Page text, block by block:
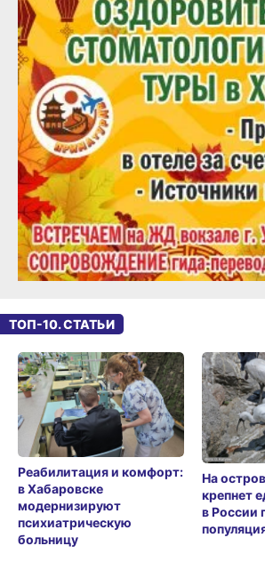
ТОП-10. СТАТЬИ
Реабилитация и комфорт:
в Хабаровске
модернизируют
психиатрическую
больницу
На
крепнет
в России